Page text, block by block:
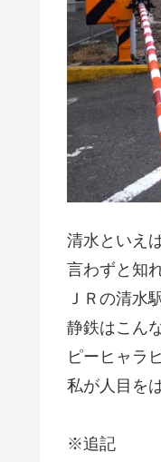
清水といえ
言わずと知
ＪＲの清水
静鉄はこん
ピーヒャラ
私が人目を
※追記